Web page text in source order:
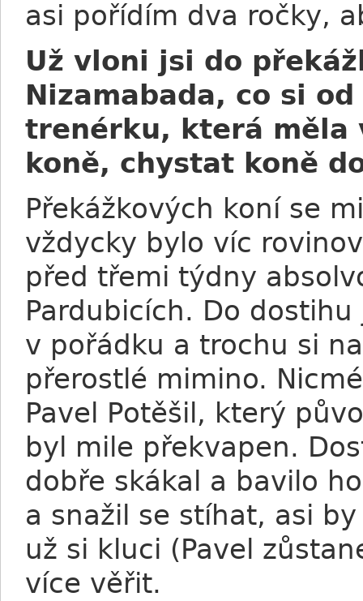
asi pořídím dva ročky,
Už vloni jsi do
Nizamabada, co si
trenérku, která měla
koně, chystat koně
Překážkových koní se
vždycky bylo víc
před třemi týdny
Pardubicích. Do
v pořádku a trochu si
přerostlé mimino.
Pavel Potěšil, který
byl mile překvapen.
dobře skákal a bavilo
a snažil se stíhat, asi
už si kluci (Pavel
více věřit.